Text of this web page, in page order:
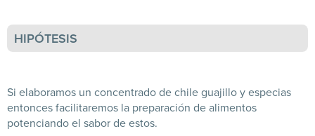
HIPÓTESIS
Si elaboramos un concentrado de chile guajillo y especias
entonces facilitaremos la preparación de alimentos
potenciando el sabor de estos.